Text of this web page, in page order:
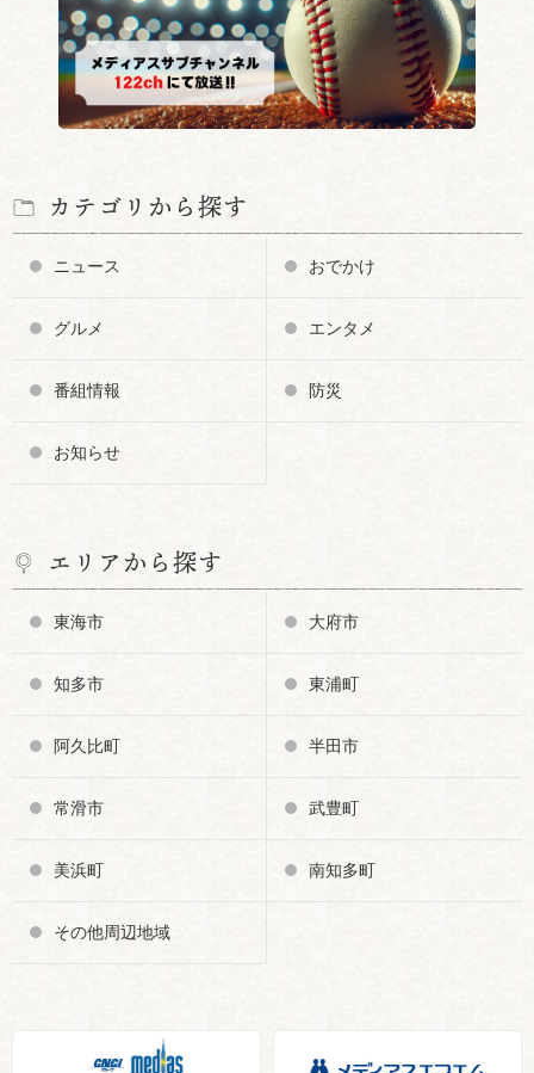
カテゴリから探す
ニュース おでかけ
グルメ エンタメ
番組情報 防災
お知らせ
エリアから探す
東海市 大府市
知多市 東浦町
阿久比町 半田市
常滑市 武豊町
美浜町 南知多町
その他周辺地域